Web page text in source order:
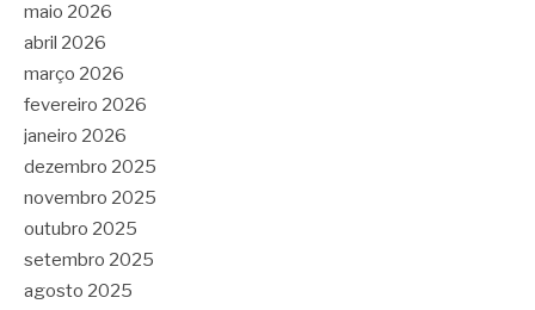
maio 2026
abril 2026
março 2026
fevereiro 2026
janeiro 2026
dezembro 2025
novembro 2025
outubro 2025
setembro 2025
agosto 2025